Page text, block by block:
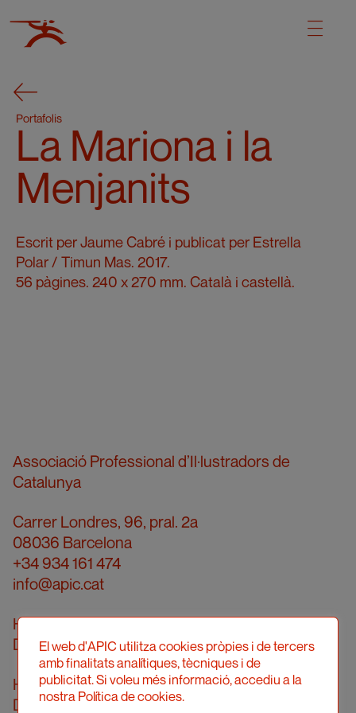
Portafolis
La Mariona i la
Menjanits
Escrit perJaume Cabré i publicat per Estrella
Polar / Timun Mas. 2017.
56 pàgines. 240 x 270 mm. Català i castellà.
Associació Professional d’Il·lustradors de
Catalunya
Carrer Londres, 96, pral. 2a
08036 Barcelona
+34 934 161 474
info@apic.cat
Horari d’atenció telefònica
De dilluns a divendres de 10 a 14h
Horari d’atenció presencial
Demanar cita prèvia
El web d'APIC utilitza cookies pròpies i de tercers
amb finalitats analítiques, tècniques i de
publicitat. Si voleu més informació, accediu a la
nostra Política de cookies.